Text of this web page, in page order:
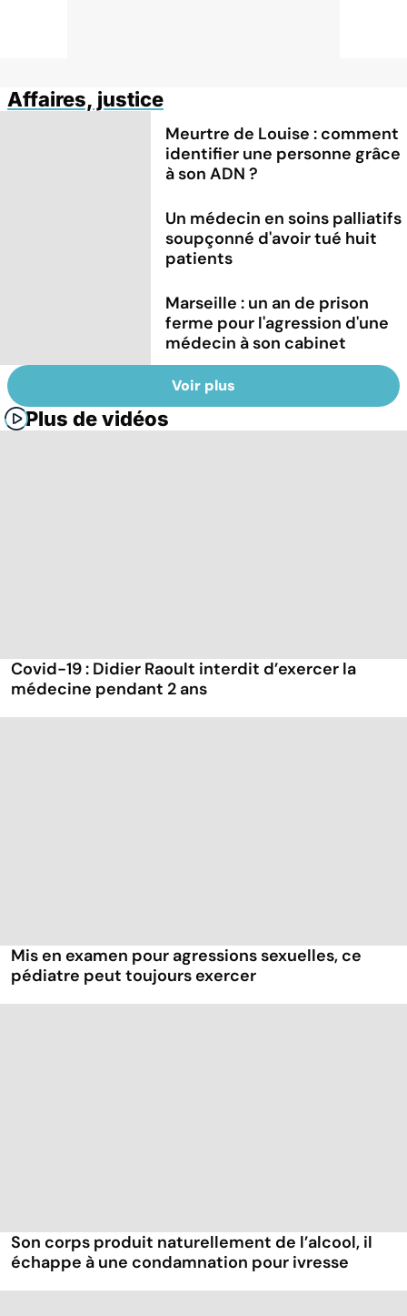
Affaires, justice
Meurtre de Louise : comment
identifier une personne grâce
à son ADN ?
Un médecin en soins palliatifs
soupçonné d'avoir tué huit
patients
Marseille : un an de prison
ferme pour l'agression d'une
médecin à son cabinet
Voir plus
Plus de vidéos
Covid-19 : Didier Raoult interdit d’exercer la
médecine pendant 2 ans
Mis en examen pour agressions sexuelles, ce
pédiatre peut toujours exercer
Son corps produit naturellement de l’alcool, il
échappe à une condamnation pour ivresse